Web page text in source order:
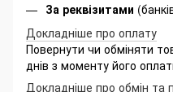
За реквізитами
Докладніше про оплату
Повернути чи обміняти
днів з моменту його
Докладніше про обмін та